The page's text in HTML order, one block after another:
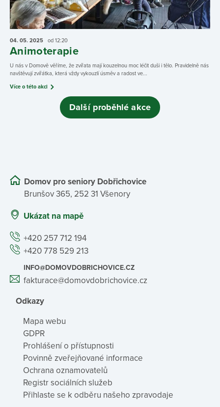
04. 05. 2025 od 12:20
Animoterapie
U nás v Domově věříme, že zvířata mají kouzelnou moc léčit duši i tělo. Pravidelně nás
navštěvují zvířátka, která vždy vykouzlí úsměv a radost ve...
Více o této akci
Další proběhlé akce
Domov pro seniory Dobřichovice
Brunšov 365, 252 31 Všenory
Ukázat na mapě
+420 257 712 194
+420 778 529 213
INFO@DOMOVDOBRICHOVICE.CZ
fakturace@domovdobrichovice.cz
Odkazy
Mapa webu
GDPR
Prohlášení o přístupnosti
Povinně zveřejňované informace
Ochrana oznamovatelů
Registr sociálních služeb
Přihlaste se k odběru našeho zpravodaje